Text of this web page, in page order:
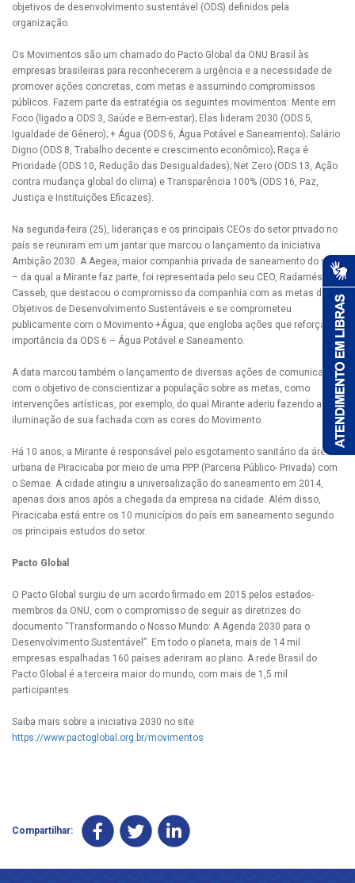
objetivos de desenvolvimento sustentável (ODS) definidos pela
organização.
Os Movimentos são um chamado do Pacto Global da ONU Brasil às
empresas brasileiras para reconhecerem a urgência e a necessidade de
promover ações concretas, com metas e assumindo compromissos
públicos. Fazem parte da estratégia os seguintes movimentos: Mente em
Foco (ligado a ODS 3, Saúde e Bem-estar); Elas lideram 2030 (ODS 5,
Igualdade de Gênero); + Água (ODS 6, Água Potável e Saneamento); Salário
Digno (ODS 8, Trabalho decente e crescimento econômico); Raça é
Prioridade (ODS 10, Redução das Desigualdades); Net Zero (ODS 13, Ação
contra mudança global do clima) e Transparência 100% (ODS 16, Paz,
Justiça e Instituições Eficazes).
Na segunda-feira (25), lideranças e os principais CEOs do setor privado no
país se reuniram em um jantar que marcou o lançamento da iniciativa
Ambição 2030. A Aegea, maior companhia privada de saneamento do país
– da qual a Mirante faz parte, foi representada pelo seu CEO, Radamés
Casseb, que destacou o compromisso da companhia com as metas dos
Objetivos de Desenvolvimento Sustentáveis e se comprometeu
publicamente com o Movimento +Água, que engloba ações que reforçam a
importância da ODS 6 – Água Potável e Saneamento.
A data marcou também o lançamento de diversas ações de comunicação
com o objetivo de conscientizar a população sobre as metas, como
intervenções artísticas, por exemplo, do qual Mirante aderiu fazendo a
iluminação de sua fachada com as cores do Movimento.
Há 10 anos, a Mirante é responsável pelo esgotamento sanitário da área
urbana de Piracicaba por meio de uma PPP (Parceria Público- Privada) com
o Semae. A cidade atingiu a universalização do saneamento em 2014,
apenas dois anos após a chegada da empresa na cidade. Além disso,
Piracicaba está entre os 10 municípios do país em saneamento segundo
os principais estudos do setor.
Pacto Global
O Pacto Global surgiu de um acordo firmado em 2015 pelos estados-
membros da ONU, com o compromisso de seguir as diretrizes do
documento “Transformando o Nosso Mundo: A Agenda 2030 para o
Desenvolvimento Sustentável”. Em todo o planeta, mais de 14 mil
empresas espalhadas 160 países aderiram ao plano. A rede Brasil do
Pacto Global é a terceira maior do mundo, com mais de 1,5 mil
participantes.
Saiba mais sobre a iniciativa 2030 no site
https://www.pactoglobal.org.br/movimentos
Compartilhar: